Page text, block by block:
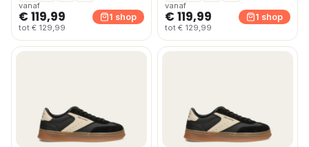
vanaf
€ 119,99
tot € 129,99
1 shop
vanaf
€ 119,99
tot € 129,99
1 shop